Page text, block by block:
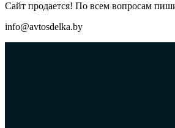
Сайт продается! По всем вопросам
info@avtosdelka.by